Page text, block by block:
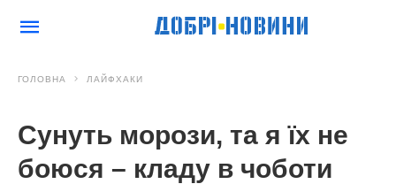
ГОЛОВНА ЛАЙФХАКИ
Сунуть морози, та я їх не
боюся – кладу в чоботи